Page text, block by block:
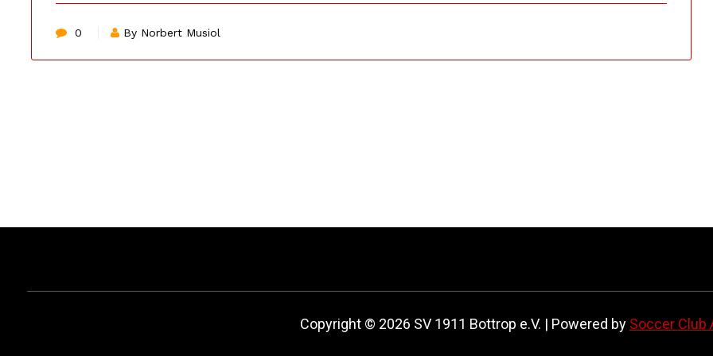
0 By Norbert Musiol
Copyright © 2026 SV 1911 Bottrop e.V. | Powered by Soccer Club